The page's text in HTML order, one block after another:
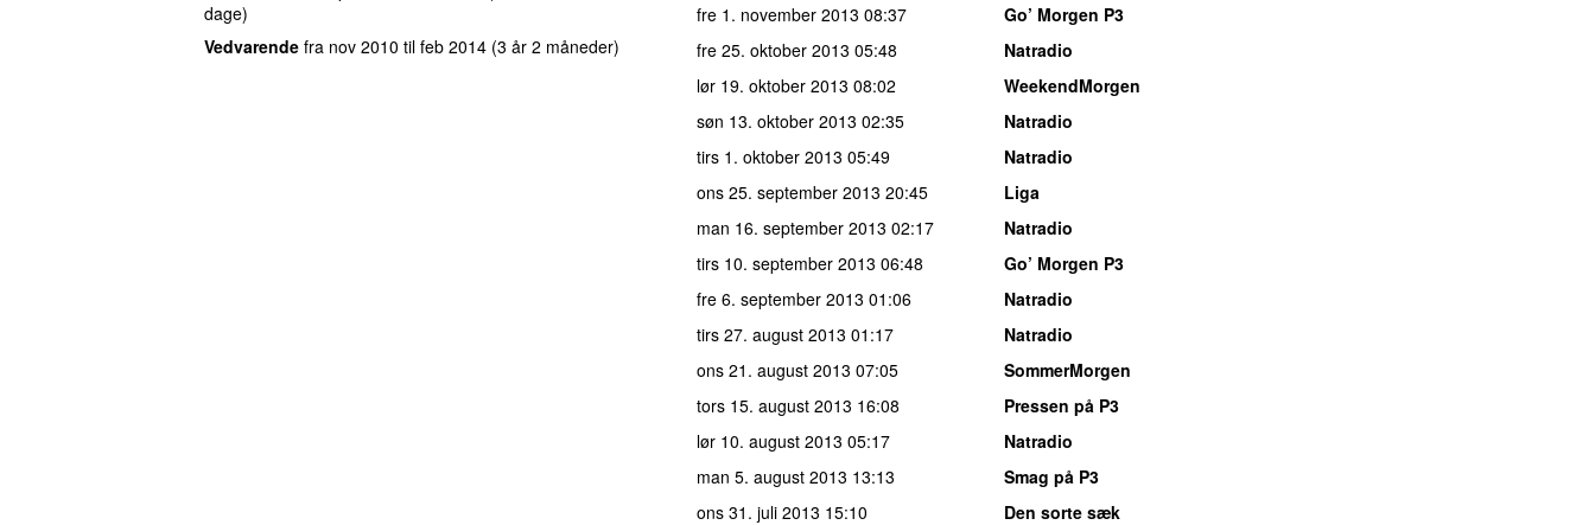
dage)
Vedvarende fra nov 2010 til feb 2014 (3 år 2 måneder)
fre 1. november 2013 08:37
Go’ Morgen P3
fre 25. oktober 2013 05:48
Natradio
lør 19. oktober 2013 08:02
WeekendMorgen
søn 13. oktober 2013 02:35
Natradio
tirs 1. oktober 2013 05:49
Natradio
ons 25. september 2013 20:45
Liga
man 16. september 2013 02:17
Natradio
tirs 10. september 2013 06:48
Go’ Morgen P3
fre 6. september 2013 01:06
Natradio
tirs 27. august 2013 01:17
Natradio
ons 21. august 2013 07:05
SommerMorgen
tors 15. august 2013 16:08
Pressen på P3
lør 10. august 2013 05:17
Natradio
man 5. august 2013 13:13
Smag på P3
ons 31. juli 2013 15:10
Den sorte sæk